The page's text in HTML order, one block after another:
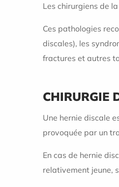
Les chirurgiens de
Ces pathologies
discales), les
fractures et autres
CHIRURGIE
Une hernie discale
provoquée par un
En cas de hernie
relativement jeune,